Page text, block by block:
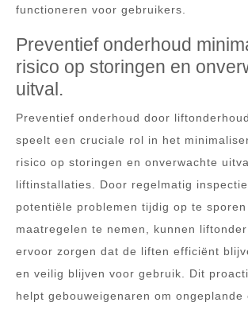
functioneren voor gebruikers.
Preventief onderhoud
risico op storingen en
uitval.
Preventief onderhoud door
speelt een cruciale rol in het
risico op storingen en onverwachte
liftinstallaties. Door regelmatig
potentiële problemen tijdig op te
maatregelen te nemen, kunnen
ervoor zorgen dat de liften efficiënt
en veilig blijven voor gebruik. Dit
helpt gebouweigenaren om ongeplande